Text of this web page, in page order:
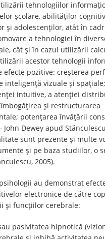
tehnologiilor
școlare, abilităților
și adolescenților, atât în
a tehnologiei în
cât și în cazul utilizării
acestor tehnologii
pozitive: creșterea
inteligență vizuale și spațiale;
intuitive, a atenției
și restructurarea
potențarea învățării
Dewey apud
sunt prezente și multe
și pe baza studiilor, o
2005).
au demonstrat
electronice de către
și funcțiilor cerebrale:
pasivitatea hipnotică